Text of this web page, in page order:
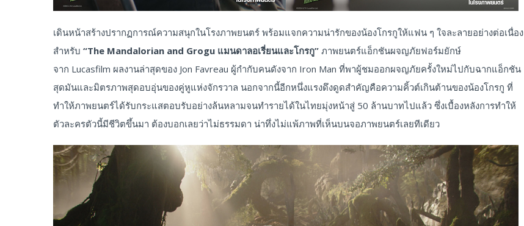
เดินหน้าสร้างปรากฏการณ์ความสนุกในโรงภาพยนตร์ พร้อมแจกความน่ารักของน้องโกรกูให้แฟน ๆ ใจละลายอย่างต่อเนื่อง
สำหรับ “The Mandalorian and Grogu แมนดาลอเรี่ยนและโกรกู” ภาพยนตร์แอ็กชันผจญภัยฟอร์มยักษ์
จาก Lucasfilm ผลงานล่าสุดของ Jon Favreau ผู้กำกับคนดังจาก Iron Man ที่พาผู้ชมออกผจญภัยครั้งใหม่ไปกับฉากแอ็กชัน
สุดมันและมิตรภาพสุดอบอุ่นของคู่หูแห่งจักรวาล นอกจากนี้อีกหนึ่งแรงดึงดูดสำคัญคือความคิ้วต์เกินต้านของน้องโกรกู ที่
ทำให้ภาพยนตร์ได้รับกระแสตอบรับอย่างล้นหลามจนทำรายได้ในไทยมุ่งหน้าสู่ 50 ล้านบาทไปแล้ว ซึ่งเบื้องหลังการทำให้
ตัวละครตัวนี้มีชีวิตขึ้นมา ต้องบอกเลยว่าไม่ธรรมดา น่าทึ่งไม่แพ้ภาพที่เห็นบนจอภาพยนตร์เลยทีเดียว